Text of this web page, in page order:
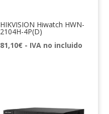
HIKVISION Hiwatch HWN-
2104H-4P(D)
81,10€ - IVA no incluido